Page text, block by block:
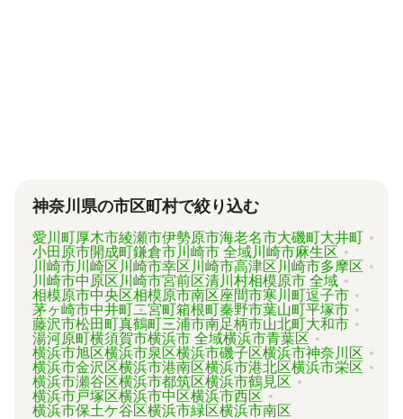
ずは見積を取り寄せてみましょう。
神奈川県の市区町村で絞り込む
愛川町厚木市綾瀬市伊勢原市海老名市大磯町大井町
小田原市開成町鎌倉市川崎市 全域川崎市麻生区
川崎市川崎区 川崎市幸区 川崎市高津区 川崎市多摩区
川崎市中原区 川崎市宮前区清川村相模原市 全域
相模原市中央区相模原市南区座間市寒川町逗子市
茅ヶ崎市中井町二宮町箱根町秦野市葉山町平塚市
藤沢市松田町真鶴町三浦市南足柄市山北町大和市
湯河原町横須賀市横浜市 全域横浜市青葉区
横浜市旭区横浜市泉区横浜市磯子区横浜市神奈川区
横浜市金沢区横浜市港南区横浜市港北区横浜市栄区
横浜市瀬谷区横浜市都筑区横浜市鶴見区
横浜市戸塚区横浜市中区横浜市西区
横浜市保土ケ谷区横浜市緑区横浜市南区